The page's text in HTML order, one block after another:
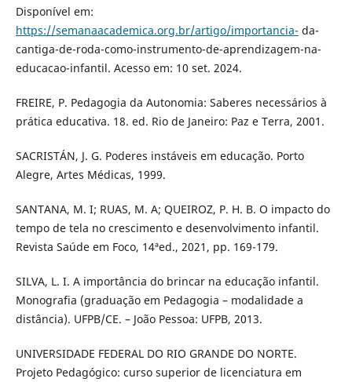
Disponível em:
https://semanaacademica.org.br/artigo/importancia- da-
cantiga-de-roda-como-instrumento-de-aprendizagem-na-
educacao-infantil. Acesso em: 10 set. 2024.
FREIRE, P. Pedagogia da Autonomia: Saberes necessários à
prática educativa. 18. ed. Rio de Janeiro: Paz e Terra, 2001.
SACRISTÁN, J. G. Poderes instáveis em educação. Porto
Alegre, Artes Médicas, 1999.
SANTANA, M. I; RUAS, M. A; QUEIROZ, P. H. B. O impacto do
tempo de tela no crescimento e desenvolvimento infantil.
Revista Saúde em Foco, 14ªed., 2021, pp. 169-179.
SILVA, L. I. A importância do brincar na educação infantil.
Monografia (graduação em Pedagogia – modalidade a
distância). UFPB/CE. – João Pessoa: UFPB, 2013.
UNIVERSIDADE FEDERAL DO RIO GRANDE DO NORTE.
Projeto Pedagógico: curso superior de licenciatura em